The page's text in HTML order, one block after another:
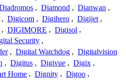
, Diamond , Dianwan ,
, Digicom , Digihero , Digijet ,
, DIGIMORE , Digisol ,
Security ,
, Digital Watchdog , Digitalvision
, Digitus , Digivue , Digix ,
Home , Dignity , Digoo ,